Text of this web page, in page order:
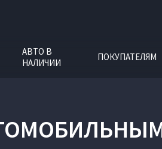
АВТО В
НАЛИЧИИ
ПОКУПАТЕЛЯМ